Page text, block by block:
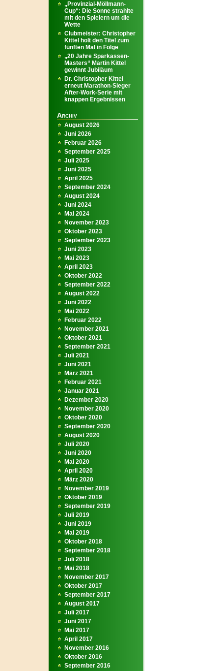
„Provinzial-Möllmann-
Cup“: Die Sonne strahlte
mit den Spielern um die
Wette
Clubmeister: Christopher
Kittel holt den Titel zum
fünften Mal in Folge
„20 Jahre Sparkassen-
Masters“ Martin Kittel
gewinnt Jubiläum
Dr. Christopher Kittel
erneut Marathon-Sieger
After-Work-Serie mit
knappen Ergebnissen
Archiv
August 2026
Juni 2026
Februar 2026
September 2025
Juli 2025
Juni 2025
April 2025
September 2024
August 2024
Juni 2024
Mai 2024
November 2023
Oktober 2023
September 2023
Juni 2023
Mai 2023
April 2023
Oktober 2022
September 2022
August 2022
Juni 2022
Mai 2022
Februar 2022
November 2021
Oktober 2021
September 2021
Juli 2021
Juni 2021
März 2021
Februar 2021
Januar 2021
Dezember 2020
November 2020
Oktober 2020
September 2020
August 2020
Juli 2020
Juni 2020
Mai 2020
April 2020
März 2020
November 2019
Oktober 2019
September 2019
Juli 2019
Juni 2019
Mai 2019
Oktober 2018
September 2018
Juli 2018
Mai 2018
November 2017
Oktober 2017
September 2017
August 2017
Juli 2017
Juni 2017
Mai 2017
April 2017
November 2016
Oktober 2016
September 2016